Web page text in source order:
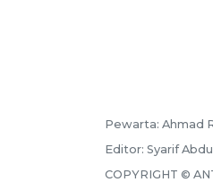
Pewarta: Ahmad
Editor: Syarif
COPYRIGHT ©